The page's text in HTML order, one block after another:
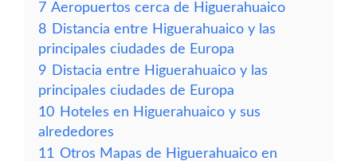
7 Aeropuertos cerca de Higuerahuaico
8 Distancia entre Higuerahuaico y las
principales ciudades de Europa
9 Distacia entre Higuerahuaico y las
principales ciudades de Europa
10 Hoteles en Higuerahuaico y sus
alrededores
11 Otros Mapas de Higuerahuaico en